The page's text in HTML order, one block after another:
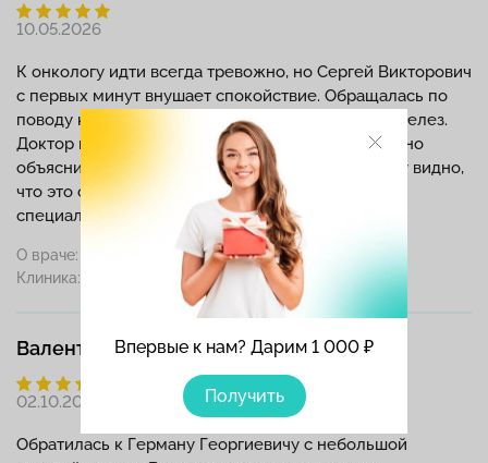
Впервые к нам? Дарим 1 000 ₽
Получить
10.05.2026
К онкологу идти всегда тревожно, но Сергей Викторович
с первых минут внушает спокойствие. Обращалась по
поводу кисты, требовалось лечение молочных желез.
Доктор провел осмотр, изучил УЗИ и всё подробно
объяснил без лишних пугающих терминов. Сразу видно,
что это опытный хирург по опухолям и отличный
специалист.
О враче:
Лимончиков С.В.
Клиника:
Валентина
02.10.2025
Обратилась к Герману Георгиевичу с небольшой